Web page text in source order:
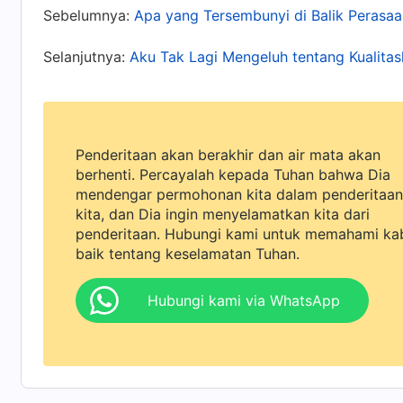
menanggungnya? Saat itu, usiaku baru sekitar
mengorbankan masa mudaku untuk
Engkau menjagaku agar tetap aman dan
jatuh sakit pun, aku terus melaksanakan
akan membaik?" Makin kupikirkan, makin
sering berbaring di tempat tidur dan
bermanfaat untuk penyakit jantung. Aku
efek samping dari obat-obatan barat.
beberapa waktu, aku tidak kunjung
Sebelumnya: Apa yang Tersembunyi di Balik
Selanjutnya: Aku Tak Lagi Mengeluh tentang
Penderitaan akan berakhir dan air mata akan
berhenti. Percayalah kepada Tuhan bahwa Dia
mendengar permohonan kita dalam penderitaan
kita, dan Dia ingin menyelamatkan kita dari
penderitaan. Hubungi kami untuk memahami
baik tentang keselamatan Tuhan.
Hubungi kami via WhatsApp